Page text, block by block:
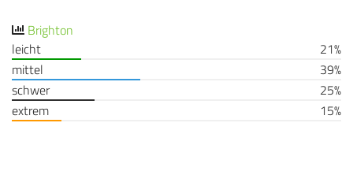
Brighton
leicht
21%
mittel
39%
schwer
25%
extrem
15%